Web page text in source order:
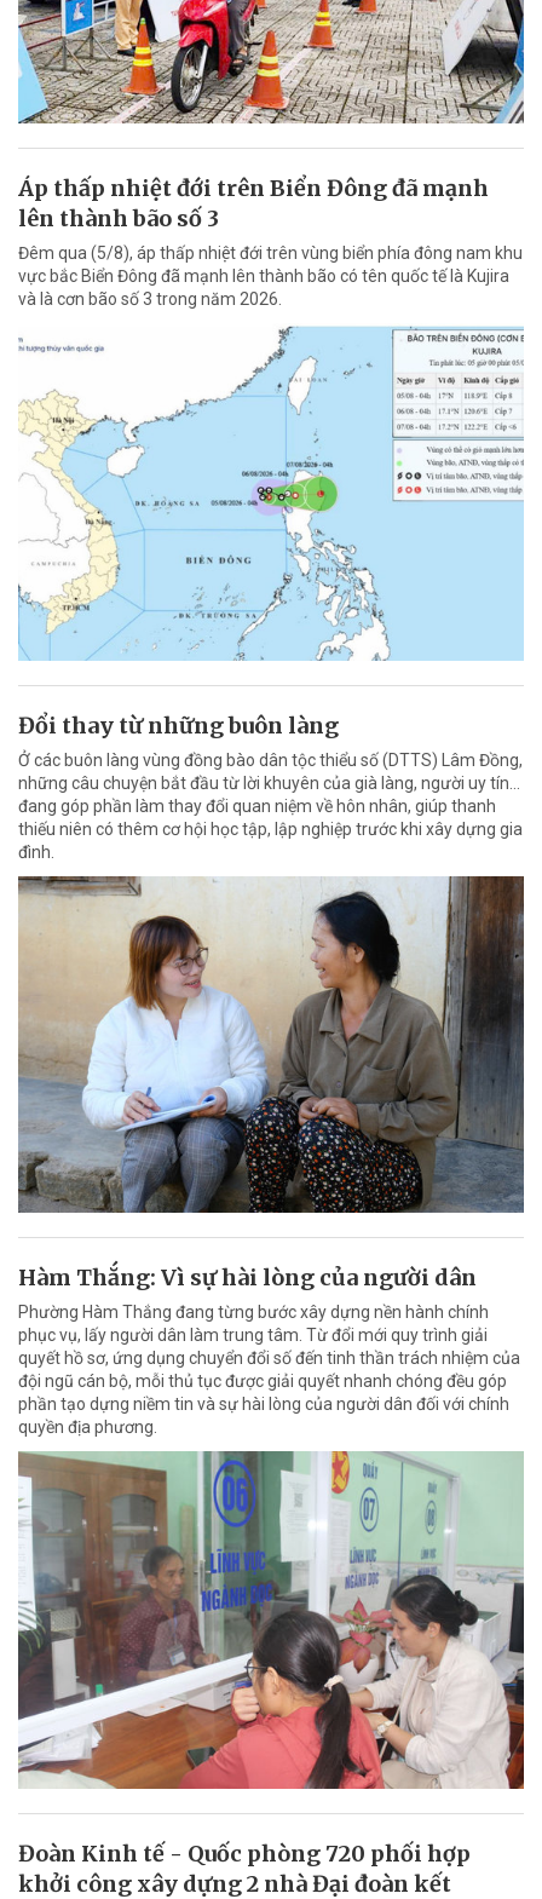
Áp thấp nhiệt đới trên Biển Đông đã mạnh
lên thành bão số 3
Đêm qua (5/8), áp thấp nhiệt đới trên vùng biển phía đông nam khu
vực bắc Biển Đông đã mạnh lên thành bão có tên quốc tế là Kujira
và là cơn bão số 3 trong năm 2026.
Đổi thay từ những buôn làng
Ở các buôn làng vùng đồng bào dân tộc thiểu số (DTTS) Lâm Đồng,
những câu chuyện bắt đầu từ lời khuyên của già làng, người uy tín…
đang góp phần làm thay đổi quan niệm về hôn nhân, giúp thanh
thiếu niên có thêm cơ hội học tập, lập nghiệp trước khi xây dựng gia
đình.
Hàm Thắng: Vì sự hài lòng của người dân
Phường Hàm Thắng đang từng bước xây dựng nền hành chính
phục vụ, lấy người dân làm trung tâm. Từ đổi mới quy trình giải
quyết hồ sơ, ứng dụng chuyển đổi số đến tinh thần trách nhiệm của
đội ngũ cán bộ, mỗi thủ tục được giải quyết nhanh chóng đều góp
phần tạo dựng niềm tin và sự hài lòng của người dân đối với chính
quyền địa phương.
Đoàn Kinh tế - Quốc phòng 720 phối hợp
khởi công xây dựng 2 nhà Đại đoàn kết